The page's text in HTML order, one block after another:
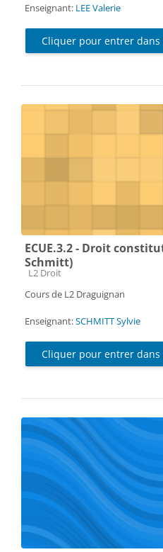
Enseignant: LEE Valerie
Cliquer pour entrer dans
ECUE.3.2 - Droit
Schmitt)
Catégorie de cours
L2 Droit
Cours de L2 Draguignan
Enseignant:SCHMITT Sylvie
Cliquer pour entrer dans